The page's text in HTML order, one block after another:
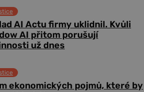
AI Actu firmy uklidnil. Kvůli
AI přitom porušují
už dnes
ekonomických pojmů, které by